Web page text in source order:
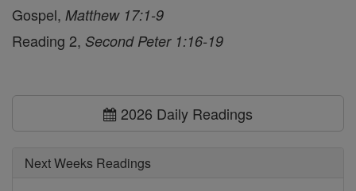
Gospel, Matthew 17:1-9
Reading 2, Second Peter 1:16-19
2026 Daily Readings
Next Weeks Readings